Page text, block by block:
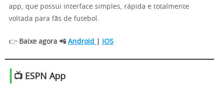
app, que possui interface simples, rápida e totalmente
voltada para fãs de futebol.
👉 Baixe agora 📲 Android iOS
📺 ESPN App